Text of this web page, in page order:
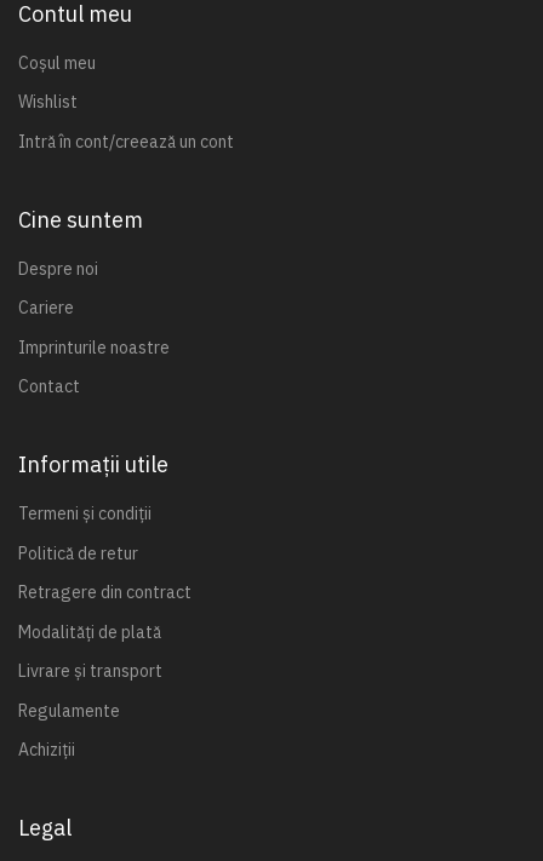
Contul meu
Coșul meu
Wishlist
Intră în cont/creează un cont
Cine suntem
Despre noi
Cariere
Imprinturile noastre
Contact
Informații utile
Termeni și condiții
Politică de retur
Retragere din contract
Modalități de plată
Livrare și transport
Regulamente
Achiziții
Legal